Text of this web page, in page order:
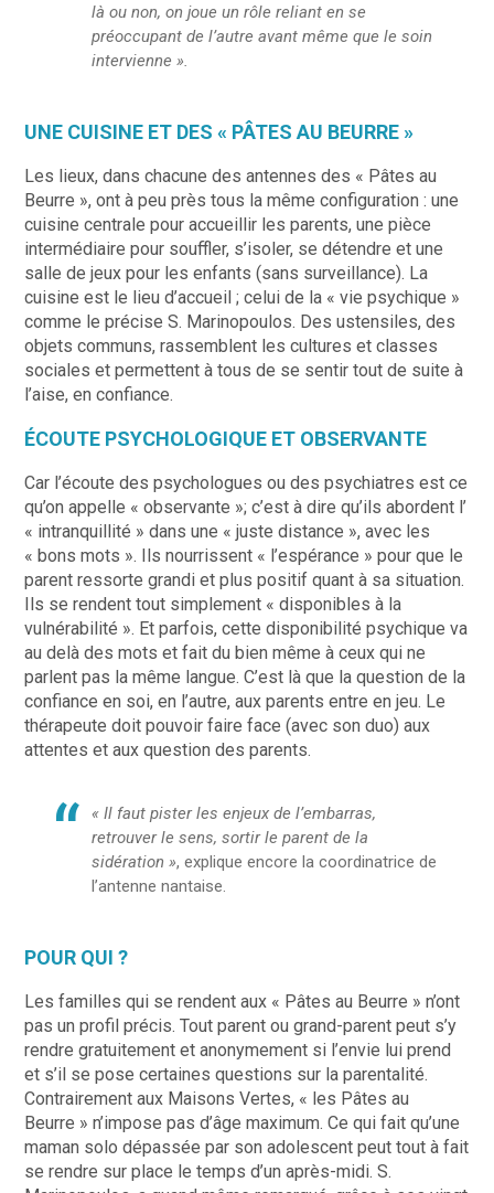
là ou non, on joue un rôle reliant en se
préoccupant de l’autre avant même que le soin
intervienne ».
UNE CUISINE ET DES « PÂTES AU BEURRE »
Les lieux, dans chacune des antennes des « Pâtes au
Beurre », ont à peu près tous la même configuration : une
cuisine centrale pour accueillir les parents, une pièce
intermédiaire pour souffler, s’isoler, se détendre et une
salle de jeux pour les enfants (sans surveillance). La
cuisine est le lieu d’accueil ; celui de la « vie psychique »
comme le précise S. Marinopoulos. Des ustensiles, des
objets communs, rassemblent les cultures et classes
sociales et permettent à tous de se sentir tout de suite à
l’aise, en confiance.
ÉCOUTE PSYCHOLOGIQUE ET OBSERVANTE
Car l’écoute des psychologues ou des psychiatres est ce
qu’on appelle « observante »; c’est à dire qu’ils abordent l’
« intranquillité » dans une « juste distance », avec les
« bons mots ». Ils nourrissent « l’espérance » pour que le
parent ressorte grandi et plus positif quant à sa situation.
Ils se rendent tout simplement « disponibles à la
vulnérabilité ». Et parfois, cette disponibilité psychique va
au delà des mots et fait du bien même à ceux qui ne
parlent pas la même langue. C’est là que la question de la
confiance en soi, en l’autre, aux parents entre en jeu. Le
thérapeute doit pouvoir faire face (avec son duo) aux
attentes et aux question des parents.
« Il faut pister les enjeux de l’embarras,
retrouver le sens, sortir le parent de la
sidération », explique encore la coordinatrice de
l’antenne nantaise.
POUR QUI ?
Les familles qui se rendent aux « Pâtes au Beurre » n’ont
pas un profil précis. Tout parent ou grand-parent peut s’y
rendre gratuitement et anonymement si l’envie lui prend
et s’il se pose certaines questions sur la parentalité.
Contrairement aux Maisons Vertes, « les Pâtes au
Beurre » n’impose pas d’âge maximum. Ce qui fait qu’une
maman solo dépassée par son adolescent peut tout à fait
se rendre sur place le temps d’un après-midi. S.